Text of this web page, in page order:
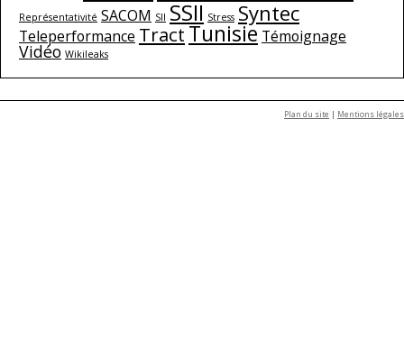
Représentativité SACOM SII SSII Stress Syntec
Teleperformance TractTunisie Témoignage
Vidéo Wikileaks
Plan du site | Mentions légales